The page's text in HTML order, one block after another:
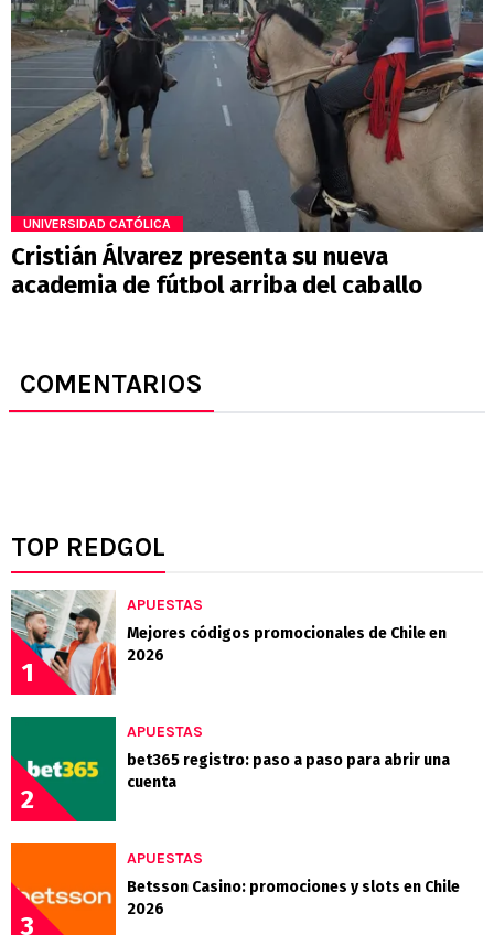
UNIVERSIDAD CATÓLICA
Cristián Álvarez presenta su nueva
academia de fútbol arriba del caballo
COMENTARIOS
TOP REDGOL
1
APUESTAS
Mejores códigos promocionales de Chile en
2026
2
APUESTAS
bet365 registro: paso a paso para abrir una
cuenta
3
APUESTAS
Betsson Casino: promociones y slots en Chile
2026